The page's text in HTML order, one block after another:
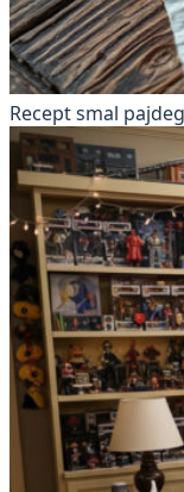
Recept smal